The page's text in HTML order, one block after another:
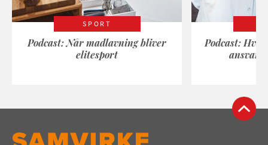
SPORT
Podcast: Når madlavning bliver
elitesport
Podcast: